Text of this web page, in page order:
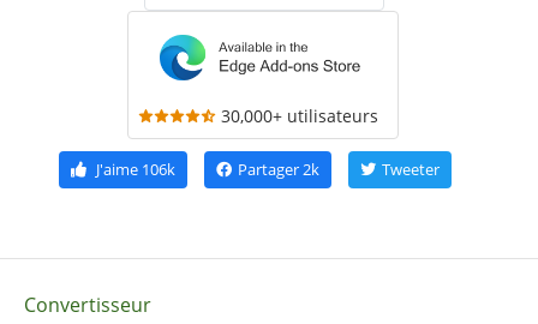
30,000+ utilisateurs
J'aime106k Partager2k Tweeter
Convertisseur